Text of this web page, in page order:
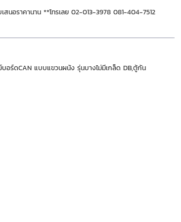
นอราคานาน **โทรเลย 02-013-3978 081-404-7512
อร์ดCAN แบบแขวนผนัง รุ่นบางไม่มีเกล็ด DB,ตู้กัน